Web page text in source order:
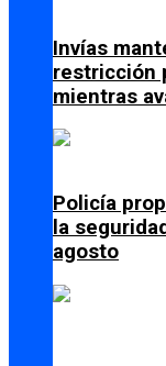
Invías
restricción
mientras
Policía
la
agosto